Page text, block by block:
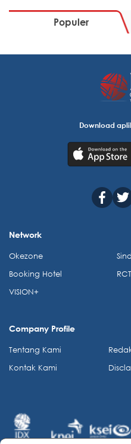
Populer
Download
Network
Okezone
Booking Hotel
VISION+
Company Profile
Tentang Kami
Kontak Kami